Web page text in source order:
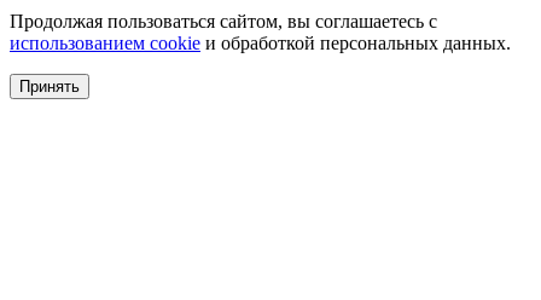
Продолжая пользоваться сайтом, вы соглашаетесь с
использованием cookie и обработкой персональных данных.
Принять